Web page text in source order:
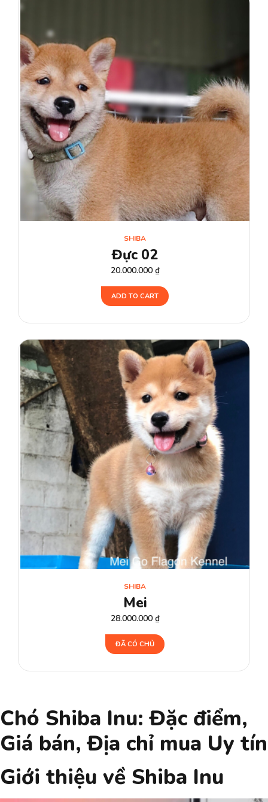
SHIBA
Đực 02
20.000.000 ₫
ADD TO CART
SHIBA
Mei
28.000.000 ₫
ĐÃ CÓ CHỦ
Chó Shiba Inu: Đặc điểm,
Giá bán, Địa chỉ mua Uy tín
Giới thiệu về Shiba Inu